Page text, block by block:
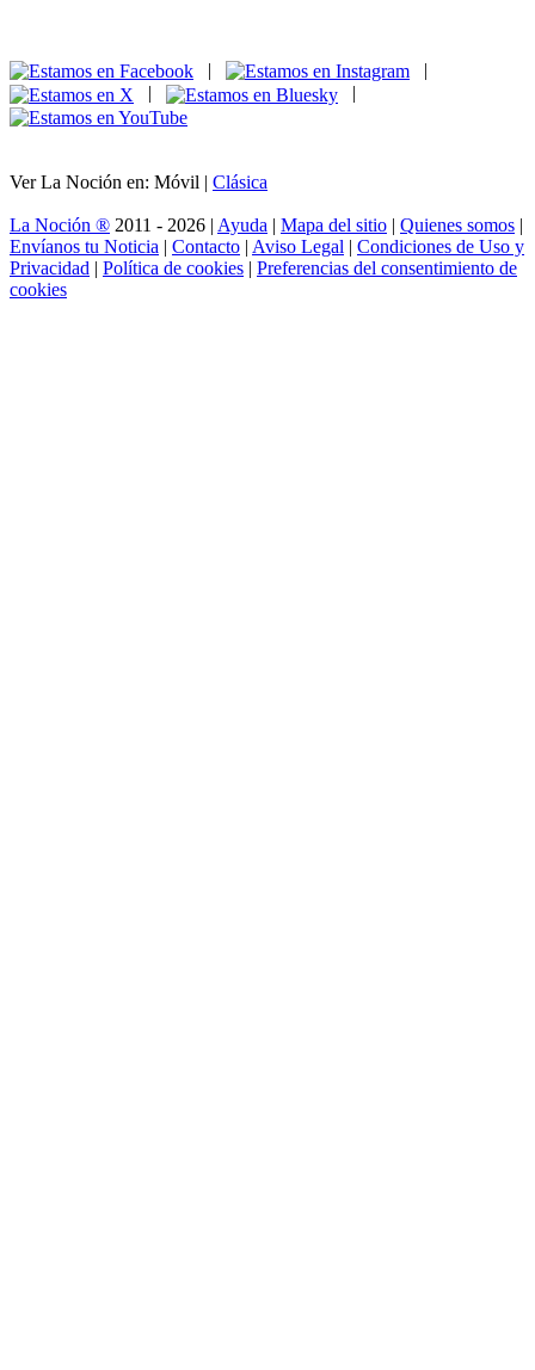
|
|
|
|
Ver La Noción en: Móvil | Clásica
La Noción ® 2011 - 2026 | Ayuda | Mapa del sitio | Quienes somos |
Envíanos tu Noticia | Contacto | Aviso Legal | Condiciones de Uso y
Privacidad | Política de cookies | Preferencias del consentimiento de
cookies